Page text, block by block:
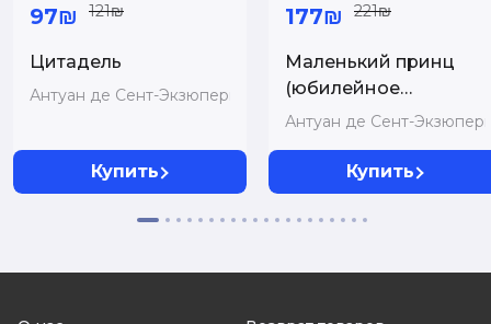
97₪ 121₪
Цитадель
Антуан де Сент-Экзюпери
Купить
177₪ 221₪
Маленький принц
(юбилейное
издание)
Антуан де Сент-
Купить